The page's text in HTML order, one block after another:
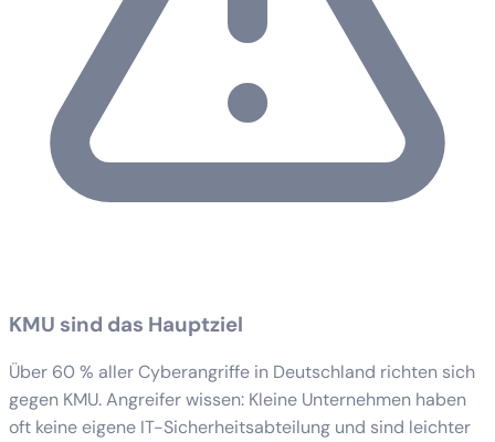
KMU sind das Hauptziel
Über 60 % aller Cyberangriffe in Deutschland richten sich
gegen KMU. Angreifer wissen: Kleine Unternehmen haben
oft keine eigene IT-Sicherheitsabteilung und sind leichter